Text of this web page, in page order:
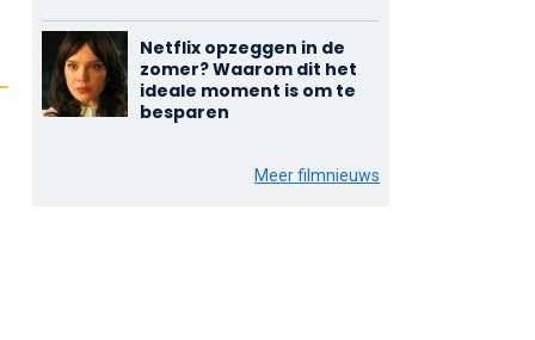
Netflix opzeggen in de
zomer? Waarom dit het
ideale moment is om te
besparen
Meer filmnieuws